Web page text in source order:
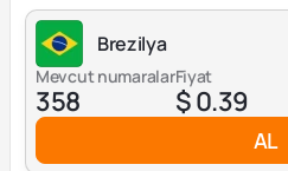
Brezilya
Mevcut numaralar
358
Fiyat
$ 0.39
AL